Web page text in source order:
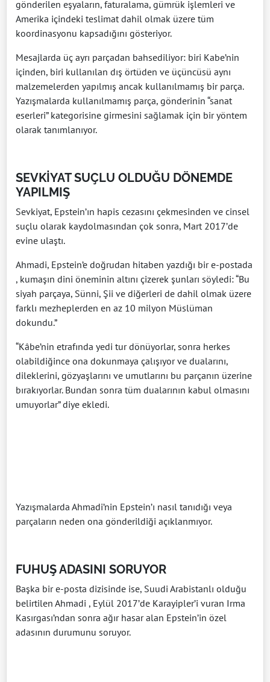
gönderilen eşyaların, faturalama, gümrük işlemleri ve
Amerika içindeki teslimat dahil olmak üzere tüm
koordinasyonu kapsadığını gösteriyor.
Mesajlarda üç ayrı parçadan bahsediliyor: biri Kabe’nin
içinden, biri kullanılan dış örtüden ve üçüncüsü aynı
malzemelerden yapılmış ancak kullanılmamış bir parça.
Yazışmalarda kullanılmamış parça, gönderinin “sanat
eserleri” kategorisine girmesini sağlamak için bir yöntem
olarak tanımlanıyor.
SEVKİYAT SUÇLU OLDUĞU DÖNEMDE
YAPILMIŞ
Sevkiyat, Epstein’ın hapis cezasını çekmesinden ve cinsel
suçlu olarak kaydolmasından çok sonra, Mart 2017’de
evine ulaştı.
Ahmadi, Epstein’e doğrudan hitaben yazdığı bir e-postada
, kumaşın dini öneminin altını çizerek şunları söyledi: “Bu
siyah parçaya, Sünni, Şii ve diğerleri de dahil olmak üzere
farklı mezheplerden en az 10 milyon Müslüman
dokundu.”
“Kâbe’nin etrafında yedi tur dönüyorlar, sonra herkes
olabildiğince ona dokunmaya çalışıyor ve dualarını,
dileklerini, gözyaşlarını ve umutlarını bu parçanın üzerine
bırakıyorlar. Bundan sonra tüm dualarının kabul olmasını
umuyorlar” diye ekledi.
Yazışmalarda Ahmadi’nin Epstein’ı nasıl tanıdığı veya
parçaların neden ona gönderildiği açıklanmıyor.
FUHUŞ ADASINI SORUYOR
Başka bir e-posta dizisinde ise, Suudi Arabistanlı olduğu
belirtilen Ahmadi , Eylül 2017’de Karayipler’i vuran Irma
Kasırgası’ndan sonra ağır hasar alan Epstein’in özel
adasının durumunu soruyor.